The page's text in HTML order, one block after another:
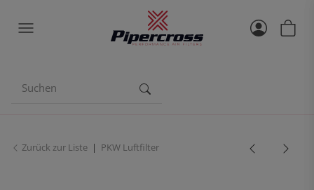
Zurück zur Liste PKW Luftfilter